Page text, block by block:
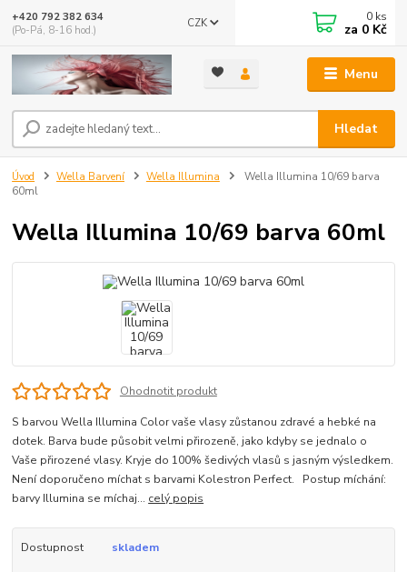
Menu
CZK
Hledat
+420 792 382 634
(Po-Pá, 8-16 hod.)
0 ks
za 0 Kč
Úvod Wella Barvení Wella Illumina
Wella Illumina 10/69 barva
60ml
Wella Illumina 10/69 barva 60ml
Ohodnotit produkt
S barvou Wella Illumina Color vaše vlasy zůstanou zdravé a hebké na
dotek. Barva bude působit velmi přirozeně, jako kdyby se jednalo o
Vaše přirozené vlasy. Kryje do 100% šedivých vlasů s jasným výsledkem.
Není doporučeno míchat s barvami Kolestron Perfect. Postup míchání:
barvy Illumina se míchaj... celý popis
Dostupnost skladem